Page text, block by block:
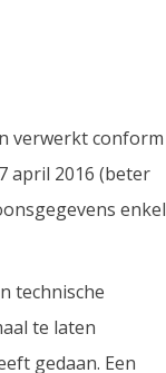
verwerkt conform
april 2016 (beter
enkel
technische
te laten
gedaan. Een